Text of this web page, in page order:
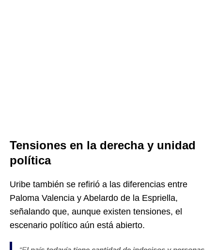
Tensiones en la derecha y unidad
política
Uribe también se refirió a las diferencias entre
Paloma Valencia y Abelardo de la Espriella,
señalando que, aunque existen tensiones, el
escenario político aún está abierto.